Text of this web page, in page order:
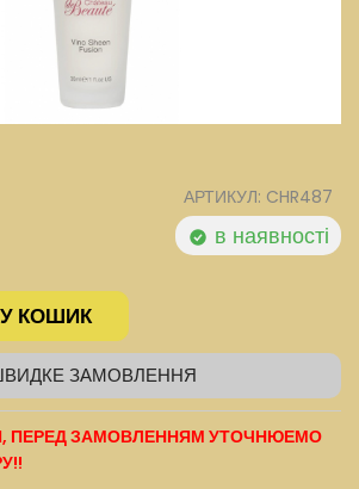
АРТИКУЛ: CHR487
в наявності
У КОШИК
ЗАМОВЛЕННЯ
ПЕРЕД ЗАМОВЛЕННЯМ УТОЧНЮЕМО